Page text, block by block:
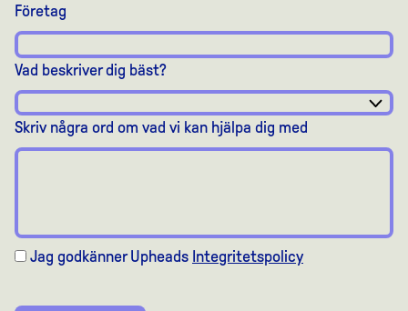
Företag
Vad beskriver dig bäst?
Skriv några ord om vad vi kan hjälpa dig med
Jag godkänner Upheads Integritetspolicy